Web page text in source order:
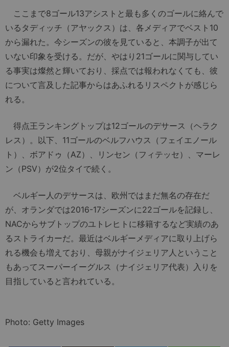
ここまで8ゴール13アシストと最も多くのゴールに絡んで
いるタディッチ（アヤックス）は、各メディアでベスト10
から漏れた。今シーズンの彼を見ていると、本調子が出て
いない印象を受ける。だが、やはり21ゴールに関与してい
る事実は燦然と輝いており、採点では報われなくても、彼
について言及した記事からはあふれるリスペクトが感じら
れる。
得点王ランキングトップは12ゴールのデサース（ヘラク
レス）。以下、11ゴールのベルフハウス（フェイエノール
ト）、ボアドゥ（AZ）、リンセン（フィテッセ）、マーレ
ン（PSV）が2位タイで続く。
ベルギー人のデサースは、欧州ではまだ無名の存在だ
が、オランダでは2016-17シーズンに22ゴールを記録し、
NACからサブトップのユトレヒトに移籍するなど実績のあ
るストライカーだ。最近はベルギーメディアに取り上げら
れる機会も増えており、母親がナイジェリア人ということ
もあってスーパーイーグルス（ナイジェリア代表）入りを
目指していると言われている。
Photo: Getty Images